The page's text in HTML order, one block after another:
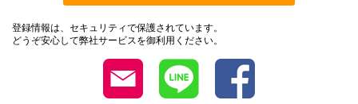
登録情報は、セキュリティで保護されています。
どうぞ安心して弊社サービスを御利用ください。